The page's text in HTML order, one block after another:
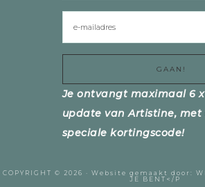
Je ontvangt maximaal 6
update van Artistine, met
speciale kortingscode!
COPYRIGHT © 2026 · Website gemaakt door:
JE BENT</P